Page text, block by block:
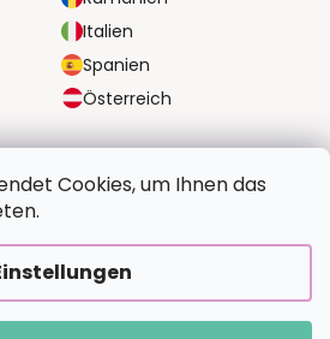
Cookies, um Ihnen das
Italien
Spanien
Österreich